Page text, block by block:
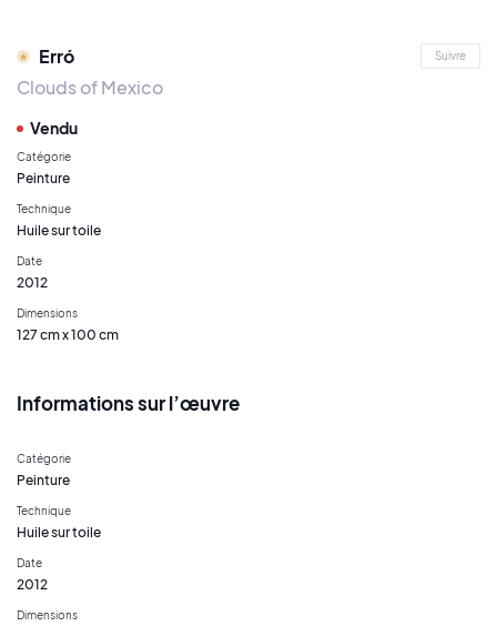
Erró Suivre
Clouds of Mexico
Vendu
Catégorie
Peinture
Technique
Huile sur toile
Date
2012
Dimensions
127 cm x 100 cm
Informations sur l’œuvre
Catégorie
Peinture
Technique
Huile sur toile
Date
2012
Dimensions